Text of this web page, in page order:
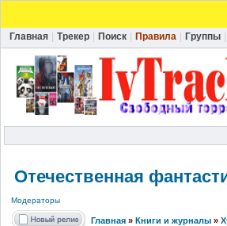
Главная Трекер Поиск Правила Группы
Отечественная
Модераторы
Главная » Книги и журналы »